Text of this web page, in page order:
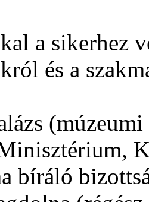
a sikerhez
és a
bíráló